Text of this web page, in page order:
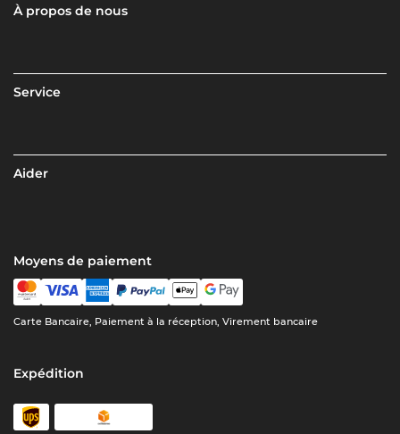
À propos de nous
Service
Aider
Moyens de paiement
Carte Bancaire, Paiement à la réception, Virement bancaire
Expédition